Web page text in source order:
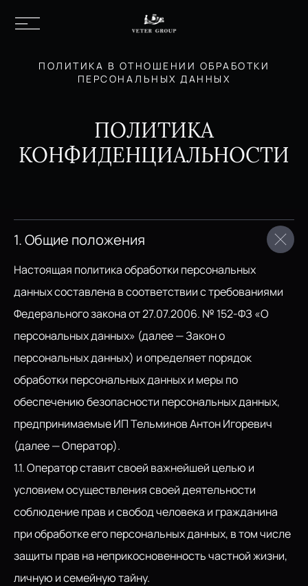
ПОЛИТИКА В ОТНОШЕНИИ ОБРАБОТКИ
ПЕРСОНАЛЬНЫХ ДАННЫХ
ПОЛИТИКА
КОНФИДЕНЦИАЛЬНОСТИ
1. Общие положения
Настоящая политика обработки персональных
данных составлена в соответствии с требованиями
Федерального закона от 27.07.2006. № 152-ФЗ «О
персональных данных» (далее — Закон о
персональных данных) и определяет порядок
обработки персональных данных и меры по
обеспечению безопасности персональных данных,
предпринимаемые ИП Тельминов Антон Игоревич
(далее — Оператор).
1.1. Оператор ставит своей важнейшей целью и
условием осуществления своей деятельности
соблюдение прав и свобод человека и гражданина
при обработке его персональных данных, в том числе
защиты прав на неприкосновенность частной жизни,
личную и семейную тайну.